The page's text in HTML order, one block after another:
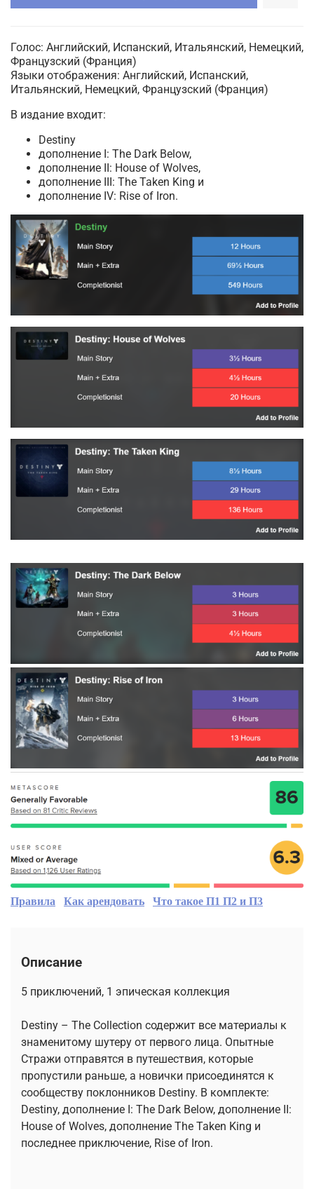
Голос: Английский, Испанский, Итальянский, Немецкий,
Французский (Франция)
Языки отображения: Английский, Испанский,
Итальянский, Немецкий, Французский (Франция)
В издание входит:
Destiny
дополнение I: The Dark Below,
дополнение II: House of Wolves,
дополнение III: The Taken King и
дополнение IV: Rise of Iron.
Правила Как арендовать Что такое П1 П2 и П3
Описание
5 приключений, 1 эпическая коллекция
Destiny – The Collection содержит все материалы к
знаменитому шутеру от первого лица. Опытные
Стражи отправятся в путешествия, которые
пропустили раньше, а новички присоединятся к
сообществу поклонников Destiny. В комплекте:
Destiny, дополнение I: The Dark Below, дополнение II:
House of Wolves, дополнение The Taken King и
последнее приключение, Rise of Iron.